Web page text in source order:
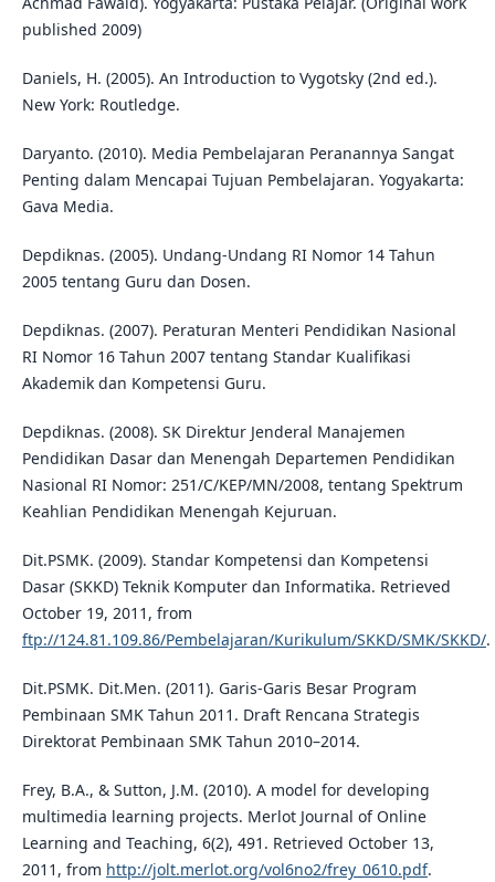
published 2009)
Daniels, H. (2005). An Introduction to Vygotsky (2nd ed.).
New York: Routledge.
Daryanto. (2010). Media Pembelajaran Peranannya Sangat
Penting dalam Mencapai Tujuan Pembelajaran. Yogyakarta:
Gava Media.
Depdiknas. (2005). Undang-Undang RI Nomor 14 Tahun
2005 tentang Guru dan Dosen.
Depdiknas. (2007). Peraturan Menteri Pendidikan Nasional
RI Nomor 16 Tahun 2007 tentang Standar Kualifikasi
Akademik dan Kompetensi Guru.
Depdiknas. (2008). SK Direktur Jenderal Manajemen
Pendidikan Dasar dan Menengah Departemen Pendidikan
Nasional RI Nomor: 251/C/KEP/MN/2008, tentang Spektrum
Keahlian Pendidikan Menengah Kejuruan.
Dit.PSMK. (2009). Standar Kompetensi dan Kompetensi
Dasar (SKKD) Teknik Komputer dan Informatika. Retrieved
October 19, 2011, from
ftp://124.81.109.86/Pembelajaran/Kurikulum/SKKD/SMK/SKKD/.
Dit.PSMK. Dit.Men. (2011). Garis-Garis Besar Program
Pembinaan SMK Tahun 2011. Draft Rencana Strategis
Direktorat Pembinaan SMK Tahun 2010–2014.
Frey, B.A., & Sutton, J.M. (2010). A model for developing
multimedia learning projects. Merlot Journal of Online
Learning and Teaching, 6(2), 491. Retrieved October 13,
2011, from http://jolt.merlot.org/vol6no2/frey_0610.pdf.